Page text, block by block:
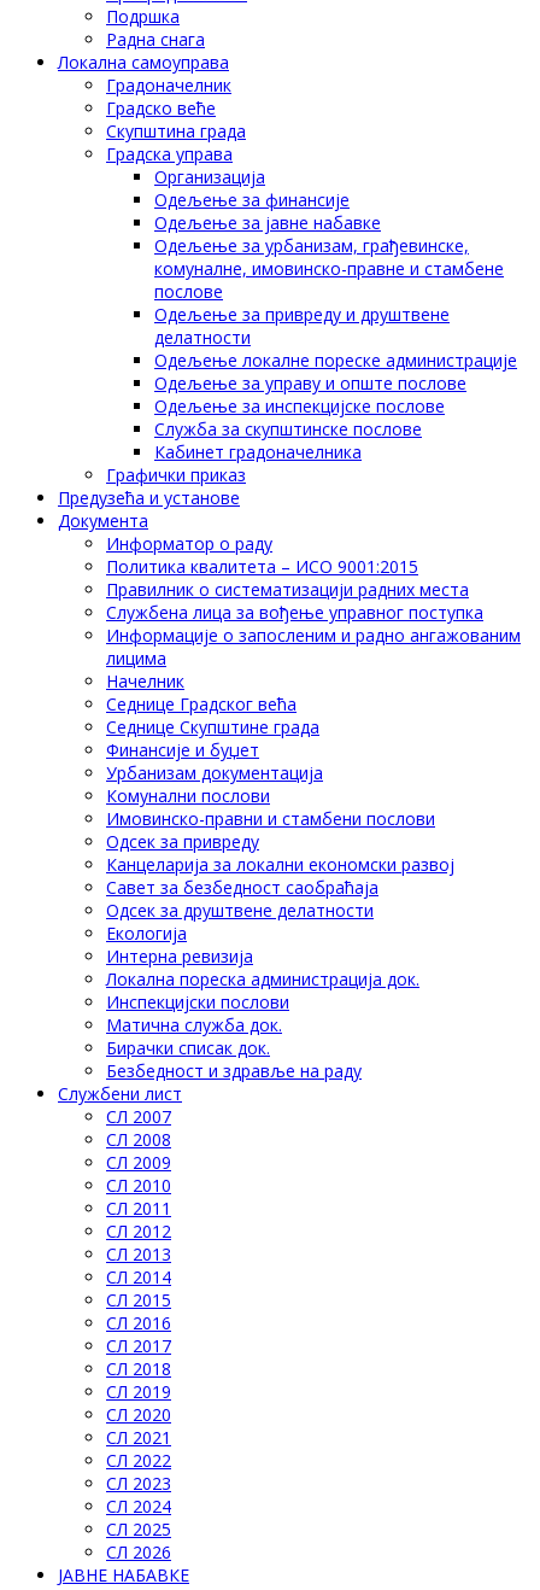
Подршка
Радна снага
Локална самоуправа
Градоначелник
Градско веће
Скупштина града
Градска управа
Организација
Одељење за финансије
Одељење за јавне набавке
Одељење за урбанизам, грађевинске,
комуналне, имовинско-правне и стамбене
послове
Одељење за привреду и друштвене
делатности
Одељење локалне пореске администрације
Одељење за управу и опште послове
Одељење за инспекцијске послове
Служба за скупштинске послове
Кабинет градоначелника
Графички приказ
Предузећа и установе
Документа
Информатор о раду
Политика квалитета – ИСО 9001:2015
Правилник о систематизацији радних места
Службена лица за вођење управног поступка
Информације о запосленим и радно ангажованим
лицима
Начелник
Седнице Градског већа
Седнице Скупштине града
Финансије и буџет
Урбанизам документација
Комунални послови
Имовинско-правни и стамбени послови
Одсек за привреду
Канцеларија за локални економски развој
Савет за безбедност саобраћаја
Одсек за друштвене делатности
Eкологија
Интерна ревизија
Локална пореска администрација док.
Инспекцијски послови
Матична служба док.
Бирачки списак док.
Безбедност и здравље на раду
Службени лист
СЛ 2007
СЛ 2008
СЛ 2009
СЛ 2010
СЛ 2011
СЛ 2012
СЛ 2013
СЛ 2014
СЛ 2015
СЛ 2016
СЛ 2017
СЛ 2018
СЛ 2019
СЛ 2020
СЛ 2021
СЛ 2022
СЛ 2023
СЛ 2024
СЛ 2025
СЛ 2026
ЈАВНЕ НАБАВКЕ